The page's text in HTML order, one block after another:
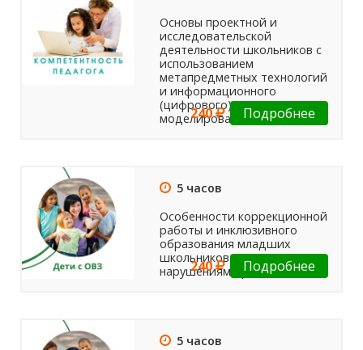
Основы проектной и
исследовательской
деятельности школьников с
использованием
метапредметных технологий
и информационного
(цифрового) 3-D
моделирования: новые...
240 Подробнее
5 часов
Особенности коррекционной
работы и инклюзивного
образования младших
школьников с тяжелыми
нарушениями речи
240 Подробнее
5 часов